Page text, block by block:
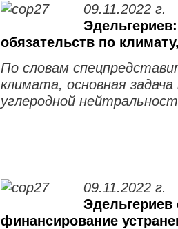
09.11.2022 г.
обязательств по
По словам
климата, основная
углеродной
09.11.2022 г.
Эдельгериев
финансирование